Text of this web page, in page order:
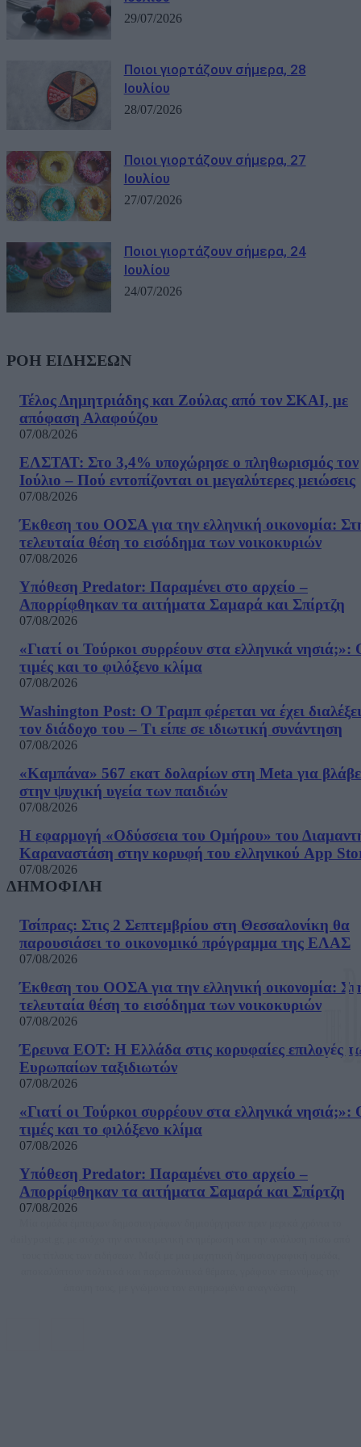
29/07/2026
Ποιοι γιορτάζουν σήμερα, 28
Ιουλίου
28/07/2026
Ποιοι γιορτάζουν σήμερα, 27
Ιουλίου
27/07/2026
Ποιοι γιορτάζουν σήμερα, 24
Ιουλίου
24/07/2026
ΡΟΗ ΕΙΔΗΣΕΩΝ
Τέλος Δημητριάδης και Ζούλας από τον ΣΚΑΙ, με
απόφαση Αλαφούζου
07/08/2026
ΕΛΣΤΑΤ: Στο 3,4% υποχώρησε ο πληθωρισμός τον
Ιούλιο – Πού εντοπίζονται οι μεγαλύτερες μειώσεις
07/08/2026
Έκθεση του ΟΟΣΑ για την ελληνική οικονομία:
τελευταία θέση το εισόδημα των νοικοκυριών
07/08/2026
Υπόθεση Predator: Παραμένει στο αρχείο –
Απορρίφθηκαν τα αιτήματα Σαμαρά και Σπίρτζη
07/08/2026
«Γιατί οι Τούρκοι συρρέουν στα ελληνικά νησιά;»:
τιμές και το φιλόξενο κλίμα
07/08/2026
Washington Post: Ο Τραμπ φέρεται να έχει διαλέξει
τον διάδοχο του – Τι είπε σε ιδιωτική συνάντηση
07/08/2026
«Καμπάνα» 567 εκατ δολαρίων στη Meta για
στην ψυχική υγεία των παιδιών
07/08/2026
Η εφαρμογή «Οδύσσεια του Ομήρου» του
Καραναστάση στην κορυφή του ελληνικού App
07/08/2026
ΔΗΜΟΦΙΛΗ
Τσίπρας: Στις 2 Σεπτεμβρίου στη Θεσσαλονίκη θα
παρουσιάσει το οικονομικό πρόγραμμα της ΕΛΑΣ
07/08/2026
Έκθεση του ΟΟΣΑ για την ελληνική οικονομία:
τελευταία θέση το εισόδημα των νοικοκυριών
07/08/2026
Έρευνα ΕΟΤ: Η Ελλάδα στις κορυφαίες επιλογές
Ευρωπαίων ταξιδιωτών
07/08/2026
«Γιατί οι Τούρκοι συρρέουν στα ελληνικά νησιά;»:
τιμές και το φιλόξενο κλίμα
07/08/2026
Υπόθεση Predator: Παραμένει στο αρχείο –
Απορρίφθηκαν τα αιτήματα Σαμαρά και Σπίρτζη
07/08/2026